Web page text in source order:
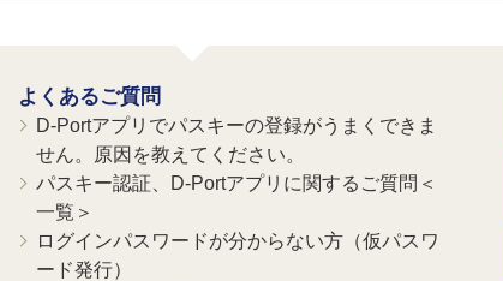
よくあるご質問
D-Portアプリでパスキーの登録がうまくできま
せん。原因を教えてください。
パスキー認証、D-Portアプリに関するご質問＜
一覧＞
ログインパスワードが分からない方（仮パスワ
ード発行）